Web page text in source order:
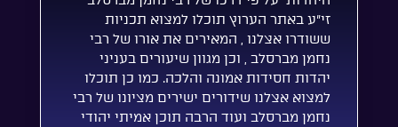
זי”ע באתר הערוץ תוכלו למצוא תכניות
ששודרו אצלנו , המאירים את אורו של רבי
נחמן מברסלב , וכן מגוון שיעורים בעניני
יהדות חסידות אמונה והלכה. כמו כן תוכלו
למצוא אצלנו שידורים ישירים מציונו של רבי
נחמן מברסלב ועוד הרבה תוכן אמיתי יהודי